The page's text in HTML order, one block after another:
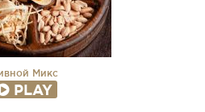
Микс
PLAY